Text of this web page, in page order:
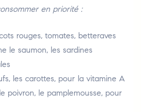
en priorité :
rouges, tomates, betteraves
le saumon, les sardines
les carottes, pour la vitamine A
poivron, le pamplemousse, pour